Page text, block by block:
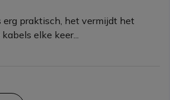
erg praktisch, het vermijdt het
elke keer...